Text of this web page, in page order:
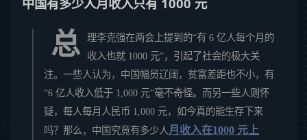
总
理李克强在两会上提到的“有 6 亿人每个月的
收入也就 1000 元”，引起了社会的极大关
注。一些人认为，中国幅员辽阔，贫富差距也不小，有
“6 亿人收入低于 1,000 元”毫不奇怪。而另一些人则怀
疑，每人每月人民币 1,000 元，如今真的能生存下来
吗？那么，中国究竟有多少人 月收入在1000 元上